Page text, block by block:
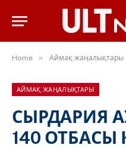
Home » Аймақ жаңалықтары
АЙМАҚ ЖАҢАЛЫҚТАРЫ
СЫРДАРИЯ
140